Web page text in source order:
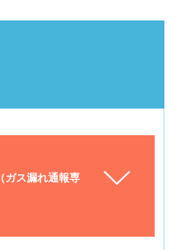
（ガス漏れ通報専